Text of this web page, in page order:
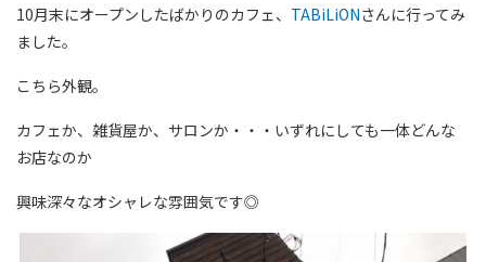
10月末にオープンしたばかりのカフェ、 TABiLiONさんに行ってみ
ました。
こちら外観。
カフェか、雑貨屋か、サロンか・・・いずれにしても一体どんな
お店なのか
興味深々なオシャレな雰囲気です◎